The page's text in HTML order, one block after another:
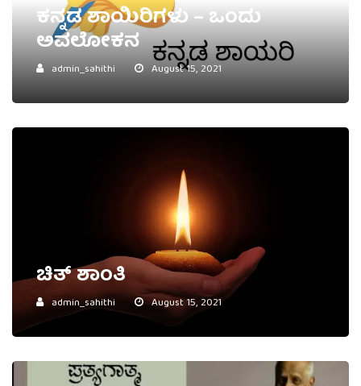
ಕನ್ನಡ ಶಾಯಿರಿಗಳು – ಒಂದು
ಅವಲೋಕನ
admin_sahithi August 15, 2021
ಚಿತ್ ಶಾಂತಿ
admin_sahithi August 15, 2021